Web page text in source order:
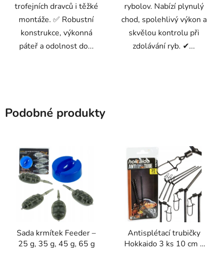
trofejních dravců i těžké
montáže. ✅ Robustní
konstrukce, výkonná
páteř a odolnost do...
rybolov. Nabízí plynulý
chod, spolehlivý výkon a
skvělou kontrolu při
zdolávání ryb. ✔...
Podobné produkty
Sada krmítek Feeder –
25 g, 35 g, 45 g, 65 g
Antisplétací trubičky
Hokkaido 3 ks 10 cm –